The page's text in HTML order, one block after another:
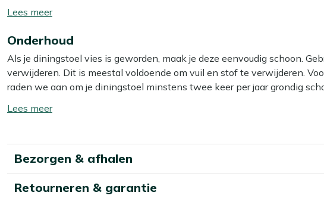
zich naar je lichaam, waardoor je prettig zit tijdens een lange barbecue
Eigenschappen
Stapelbare stoel:je zet meerdere stoelen snel en ruimtebesparend
Aluminium frame:licht in gewicht, dus je pakt en verplaatst de
Outdoor textiel zitting en rug:
Bekijk meer Tuinstoelen
Bekijk meer Dining stoelen
Toon/verberg
meer
Onderhoud
Als je diningstoel vies is geworden, maak je deze eenvoudig schoon.
verwijderen. Dit is meestal voldoende om vuil en stof te verwijderen.
raden we aan om je diningstoel minstens twee keer per jaar grondig
& Rope reiniger voor het outdoor textiel van de zitting.
Let op: gebruik géén hogedrukreiniger. Dit lijkt handig, maar kan het
Extra bescherming
Wil je je diningstoel extra beschermen tegen water en vuil? Dan kun je
Toon/verberg
Bezorgen & afhalen
Retourneren & garantie